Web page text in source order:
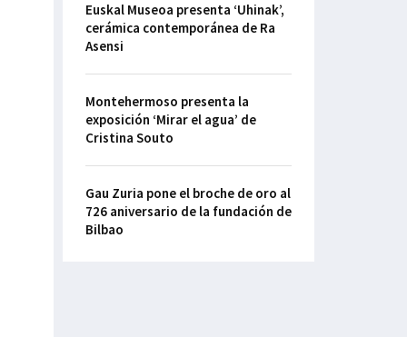
Euskal Museoa presenta ‘Uhinak’,
cerámica contemporánea de Ra
Asensi
Montehermoso presenta la
exposición ‘Mirar el agua’ de
Cristina Souto
Gau Zuria pone el broche de oro al
726 aniversario de la fundación de
Bilbao